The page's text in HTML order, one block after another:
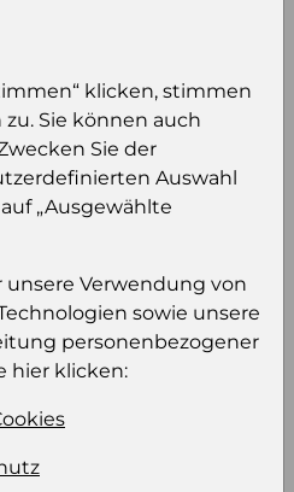
sein, um Preise zu
für B2B Konto
und ein Format für
klicken, stimmen
Sie können auch
Sie der
Auswahl
„Ausgewählte
Verwendung von
sowie unsere
personenbezogener
hier klicken: